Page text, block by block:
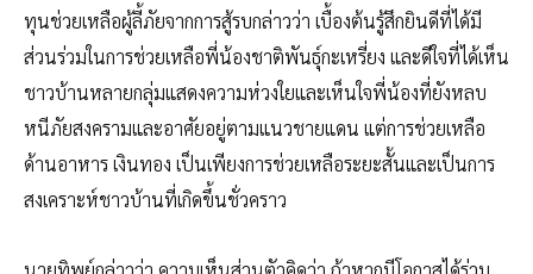
ทุนช่วยเหลือผู้ลี้ภัยจากการสู้รบกล่าวว่า เบื้องต้นรู้สึกยินดีที่ได้มี
ส่วนร่วมในการช่วยเหลือพี่น้องชาติพันธุ์กะเหรี่ยง และดีใจที่ได้เห็น
ชาวบ้านหลายกลุ่มแสดงความห่วงใยและเห็นใจพี่น้องที่ยังหลบ
หนีภัยสงครามและอาศัยอยู่ตามแนวชายแดน แต่การช่วยเหลือ
ด้านอาหาร เงินทอง เป็นเพียงการช่วยเหลือระยะสั้นและเป็นการ
สงเคราะห์ชาวบ้านที่เกิดขึ้นชั่วคราว